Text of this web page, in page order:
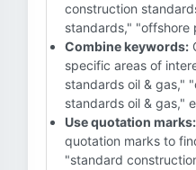
construction
standards," "offshore
Combine keywords:
specific areas of
standards oil & gas,"
standards oil & gas,"
Use quotation marks:
quotation marks to
"standard